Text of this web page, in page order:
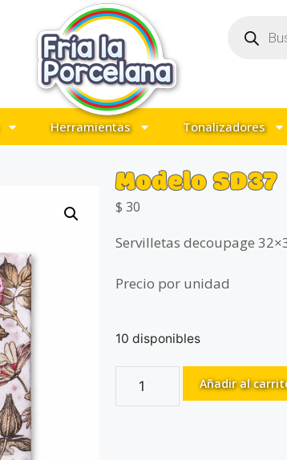
Herramientas Tonalizadores
Modelo SD37
$ 30
Servilletas decoupage
Precio por unidad
10 disponibles
Añadir al